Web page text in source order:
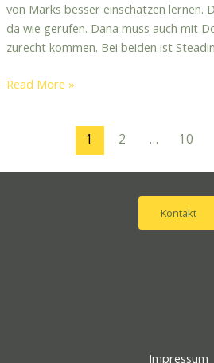
von Marks besser einschätzen lernen.
da wie gerufen. Dana muss auch mit
zurecht kommen. Bei beiden ist
Read More »
1 2 … 10
Kontakt
Impressum